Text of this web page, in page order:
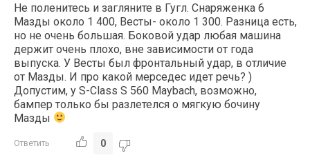
Не поленитесь и загляните в Гугл. Снаряженка 6
Мазды около 1 400, Весты- около 1 300. Разница есть,
но не очень большая. Боковой удар любая машина
держит очень плохо, вне зависимости от года
выпуска. У Весты был фронтальный удар, в отличие
от Мазды. И про какой мерседес идет речь? )
Допустим, у S-Class S 560 Maybach, возможно,
бампер только бы разлетелся о мягкую бочину
Мазды
Ответить 0